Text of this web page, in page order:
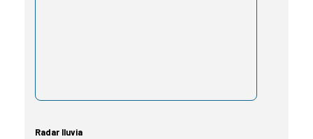
Radar lluvia